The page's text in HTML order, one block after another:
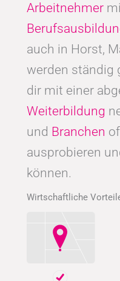
Arbeitnehmer
auch in Horst,
werden ständig
dir mit einer
Weiterbildung
und Branchen
ausprobieren
können.
Wirtschaftliche